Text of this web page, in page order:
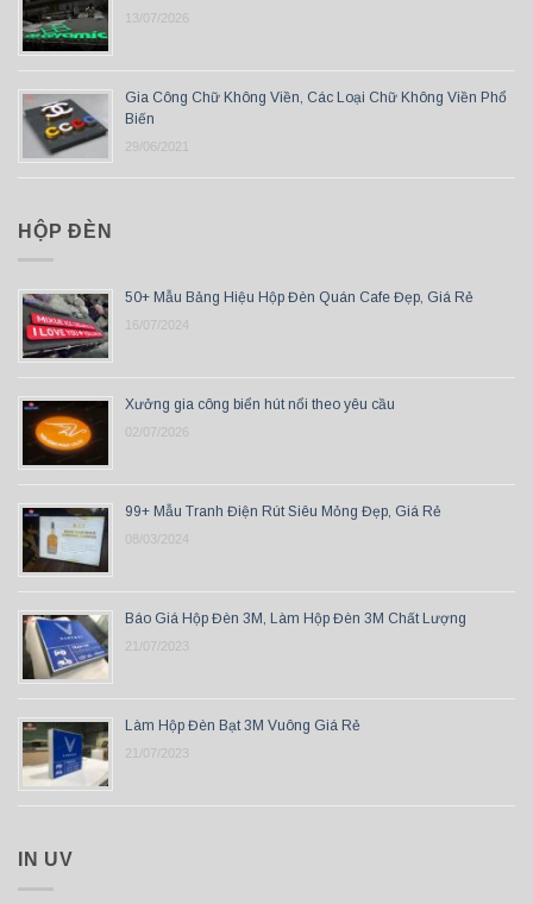
13/07/2026
Gia Công Chữ Không Viền, Các Loại Chữ Không Viền Phổ
Biến
29/06/2021
HỘP ĐÈN
50+ Mẫu Bảng Hiệu Hộp Đèn Quán Cafe Đẹp, Giá Rẻ
16/07/2024
Xưởng gia công biển hút nổi theo yêu cầu
02/07/2026
99+ Mẫu Tranh Điện Rút Siêu Mỏng Đẹp, Giá Rẻ
08/03/2024
Báo Giá Hộp Đèn 3M, Làm Hộp Đèn 3M Chất Lượng
21/07/2023
Làm Hộp Đèn Bạt 3M Vuông Giá Rẻ
21/07/2023
IN UV